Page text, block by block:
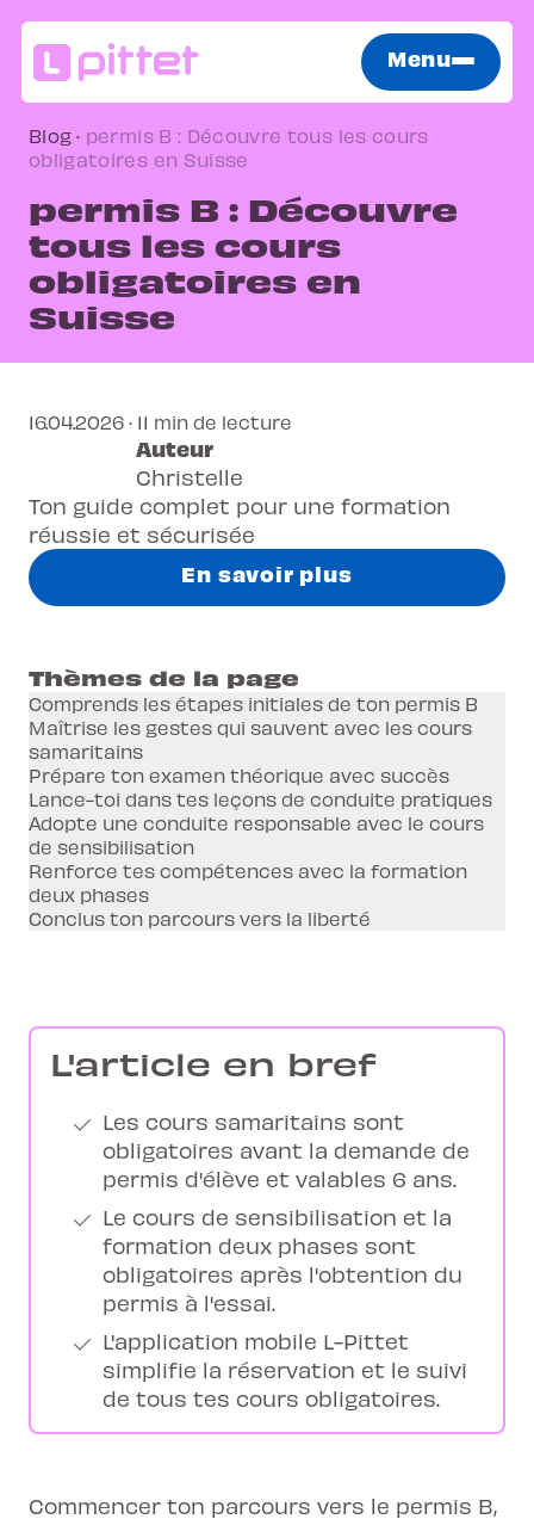
Menu
Blog · permis B : Découvre tous les cours
obligatoires en Suisse
permis B : Découvre
tous les cours
obligatoires en
Suisse
Ton guide complet pour une formation
réussie et sécurisée
En savoir plus
16.04.2026 · 11 min de lecture
Auteur
Christelle
Thèmes de la page
Comprends les étapes initiales de ton permis B
Maîtrise les gestes qui sauvent avec les cours
samaritains
Prépare ton examen théorique avec succès
Lance-toi dans tes leçons de conduite pratiques
Adopte une conduite responsable avec le cours
de sensibilisation
Renforce tes compétences avec la formation
deux phases
Conclus ton parcours vers la liberté
L'article en bref
Les cours samaritains sont
obligatoires avant la demande de
permis d'élève et valables 6 ans.
Le cours de sensibilisation et la
formation deux phases sont
obligatoires après l'obtention du
permis à l'essai.
L'application mobile L-Pittet
simplifie la réservation et le suivi
de tous tes cours obligatoires.
Commencer ton parcours vers le permis B,